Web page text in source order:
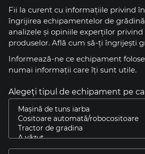
Fii la curent cu informațiile privind
îngrijirea echipamentelor de
analizele și opiniile experților privind
produselor. Află cum să-ți îngrijești
Informează-ne ce echipament
numai informaţii care îţi sunt utile.
Alegeți tipul de echipament pe